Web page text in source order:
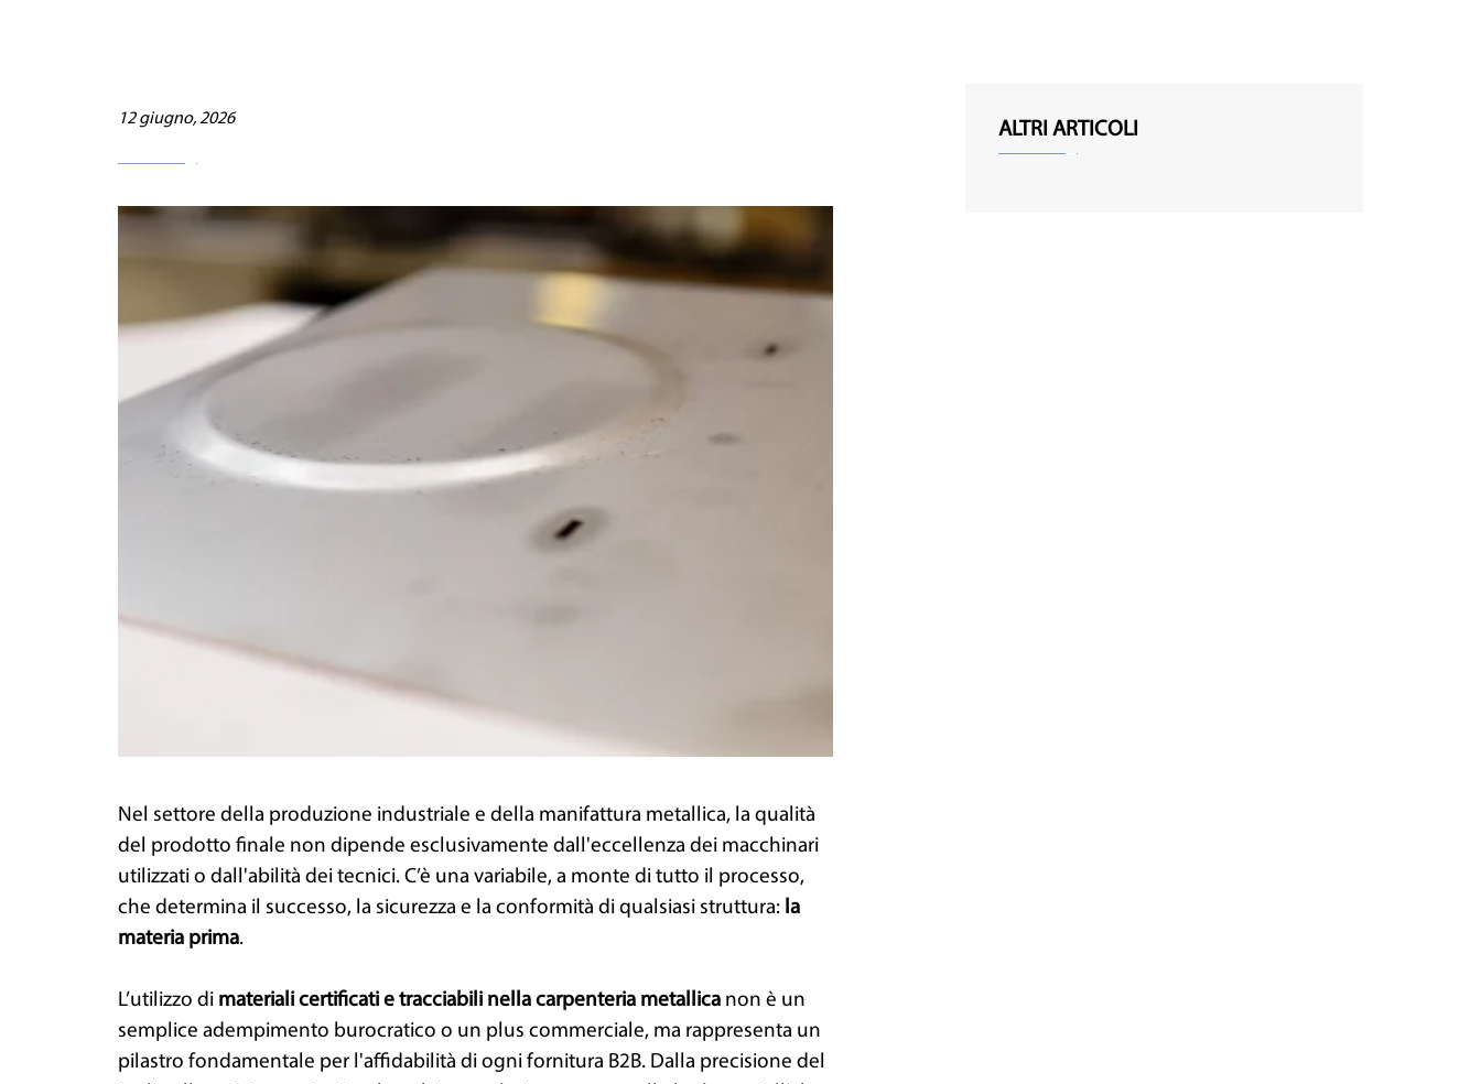
12 giugno, 2026
Nel settore della produzione industriale e della manifattura metallica, la qualità
del prodotto finale non dipende esclusivamente dall'eccellenza dei macchinari
utilizzati o dall'abilità dei tecnici. C’è una variabile, a monte di tutto il processo,
che determina il successo, la sicurezza e la conformità di qualsiasi struttura: la
materia prima.
L’utilizzo di materiali certificati e tracciabili nella carpenteria metallica non è un
semplice adempimento burocratico o un plus commerciale, ma rappresenta un
pilastro fondamentale per l'affidabilità di ogni fornitura B2B. Dalla precisione del
ALTRI ARTICOLI